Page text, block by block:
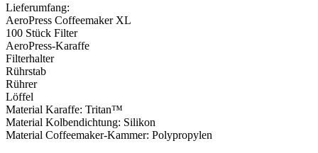
Lieferumfang:
AeroPress Coffeemaker XL
100 Stück Filter
AeroPress-Karaffe
Filterhalter
Rührstab
Rührer
Löffel
Material Karaffe: Tritan™
Material Kolbendichtung: Silikon
Material Coffeemaker-Kammer: Polypropylen